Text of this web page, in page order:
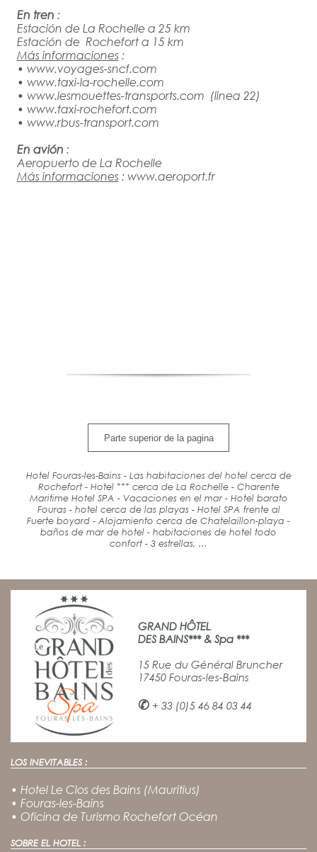
En tren :
Estación de La Rochelle a 25 km
Estación de Rochefort a 15 km
Más informaciones:
• www.voyages-sncf.com
• www.taxi-la-rochelle.com
• www.lesmouettes-transports.com (linea 22)
• www.taxi-rochefort.com
• www.rbus-transport.com
En avión :
Aeropuerto de La Rochelle
Más informaciones: www.aeroport.fr
Parte superior de la pagina
Hotel Fouras-les-Bains - Las habitaciones del hotel cerca de
Rochefort - Hotel *** cerca de La Rochelle - Charente
Maritime Hotel SPA - Vacaciones en el mar - Hotel barato
Fouras - hotel cerca de las playas - Hotel SPA frente al
Fuerte boyard - Alojamiento cerca de Chatelaillon-playa -
baños de mar de hotel - habitaciones de hotel todo
confort - 3 estrellas, ...
GRAND HÔTEL
DES BAINS*** & Spa ***
15 Rue du Général Bruncher
17450 Fouras-les-Bains
✆ + 33 (0)5 46 84 03 44
LOS INEVITABLES :
• Hotel Le Clos des Bains (Mauritius)
• Fouras-les-Bains
• Oficina de Turismo Rochefort Océan
SOBRE EL HOTEL :